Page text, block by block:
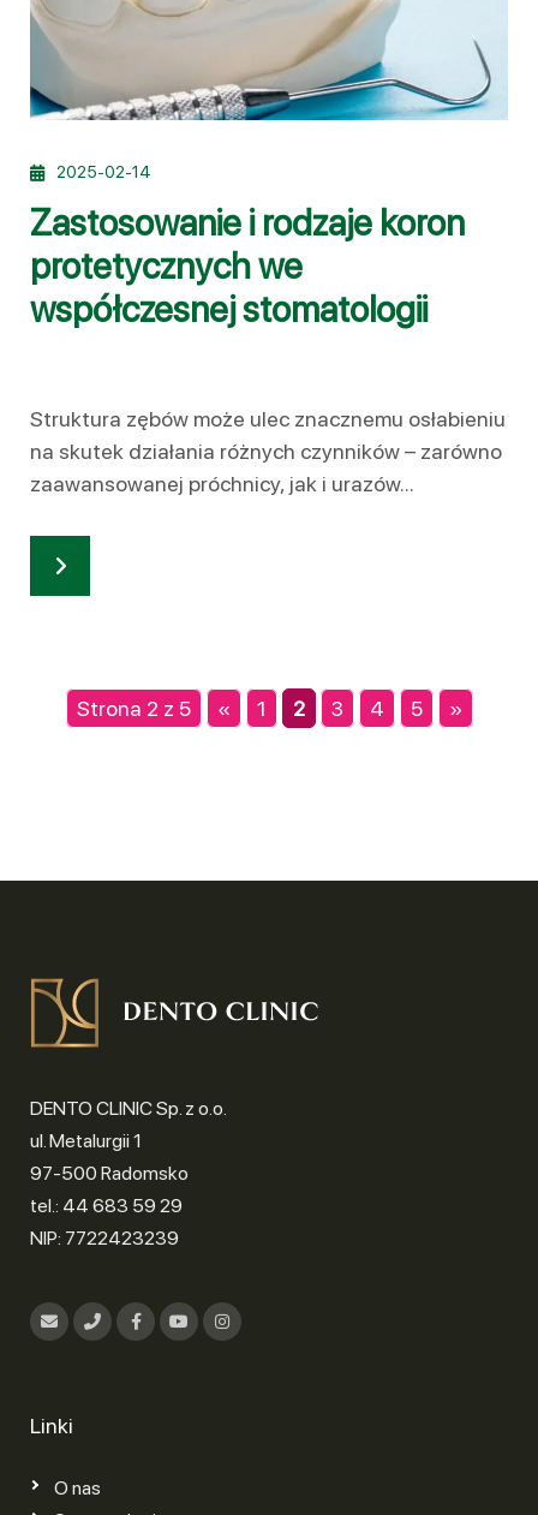
2025-02-14
Zastosowanie i rodzaje koron
protetycznych we
współczesnej stomatologii
Struktura zębów może ulec znacznemu osłabieniu
na skutek działania różnych czynników – zarówno
zaawansowanej próchnicy, jak i urazów...
Strona 2 z 5 « 1 2 3 4 5 »
DENTO CLINIC Sp. z o.o.
ul. Metalurgii 1
97-500 Radomsko
tel.: 44 683 59 29
NIP: 7722423239
Linki
O nas